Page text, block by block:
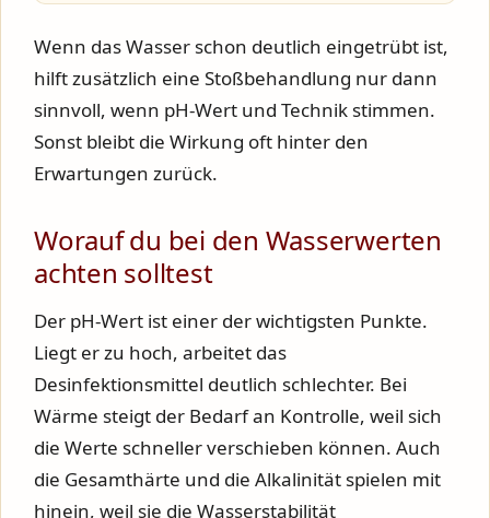
Wenn das Wasser schon deutlich eingetrübt ist,
hilft zusätzlich eine Stoßbehandlung nur dann
sinnvoll, wenn pH-Wert und Technik stimmen.
Sonst bleibt die Wirkung oft hinter den
Erwartungen zurück.
Worauf du bei den Wasserwerten
achten solltest
Der pH-Wert ist einer der wichtigsten Punkte.
Liegt er zu hoch, arbeitet das
Desinfektionsmittel deutlich schlechter. Bei
Wärme steigt der Bedarf an Kontrolle, weil sich
die Werte schneller verschieben können. Auch
die Gesamthärte und die Alkalinität spielen mit
hinein, weil sie die Wasserstabilität